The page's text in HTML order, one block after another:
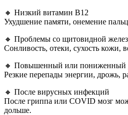
🔸 Низкий витамин B12
Ухудшение памяти, онемение
🔸 Проблемы со щитовидной
Сонливость, отеки, сухость кожи,
🔸 Повышенный или пониженный
Резкие перепады энергии, дрожь,
🔸 После вирусных инфекций
После гриппа или COVID мозг
дольше.